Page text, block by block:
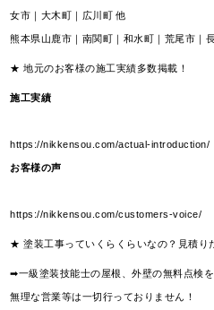
女市｜大木町｜広川町 他
熊本県山鹿市｜南関町｜和水町｜荒尾市｜
★ 地元のお客様の施工実績多数掲載！
施工実績
https://nikkensou.com/actual-introduction/
お客様の声
https://nikkensou.com/customers-voice/
★ 塗装工事っていくらくらいなの？見積り
➡一級塗装技能士の屋根、外壁の無料点検を
無理な営業等は一切行っておりません！